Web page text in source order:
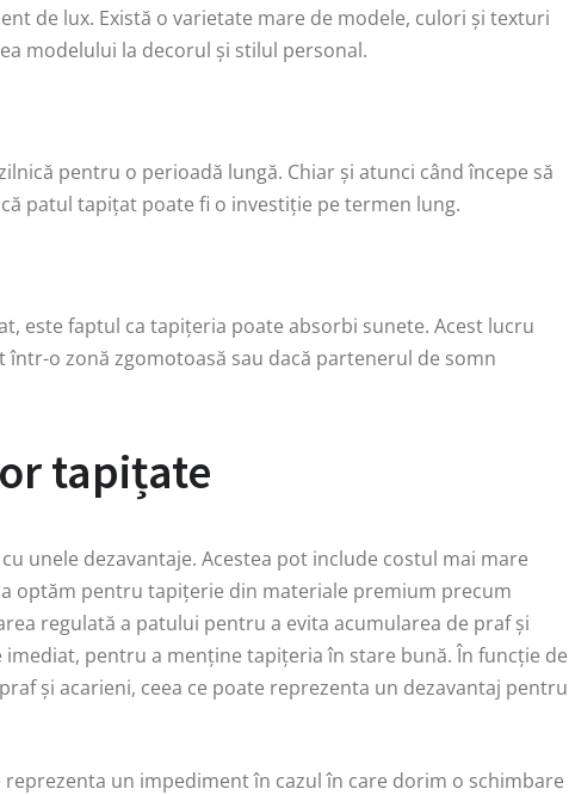
de lux. Există o varietate mare de modele, culori și texturi
modelului la decorul și stilul personal.
pentru o perioadă lungă. Chiar și atunci când începe să
patul tapițat poate fi o investiție pe termen lung.
este faptul ca tapițeria poate absorbi sunete. Acest lucru
o zonă zgomotoasă sau dacă partenerul de somn
tapițate
unele dezavantaje. Acestea pot include costul mai mare
optăm pentru tapițerie din materiale premium precum
regulată a patului pentru a evita acumularea de praf și
pentru a menține tapițeria în stare bună. În funcție de
și acarieni, ceea ce poate reprezenta un dezavantaj pentru
un impediment în cazul în care dorim o schimbare